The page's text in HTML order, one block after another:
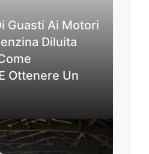
Guasti Ai Motori
Diluita
Ottenere Un